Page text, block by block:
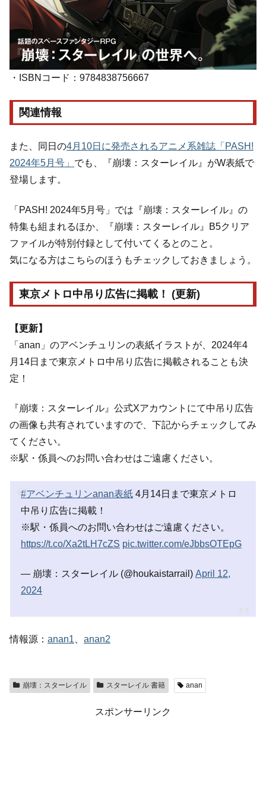
・ISBNコード：9784838756667
関連情報
また、同日の4月10日に発売されるアニメ系雑誌「PASH!
2024年5月号」 でも、『崩壊：スターレイル』がW表紙で
登場します。
「PASH! 2024年5月号」では『崩壊：スターレイル』の
特集も組まれるほか、『崩壊：スターレイル』B5クリア
ファイルが特別付録として付いてくるとのこと。
気になる方はこちらのほうもチェックしておきましょう。
東京メトロ中吊り広告に掲載！ (更新)
【更新】
「anan」のアベンチュリンの表紙イラストが、2024年4
月14日まで東京メトロ中吊り広告に掲載されることも決
定！
『崩壊：スターレイル』公式Xアカウントにて中吊り広告
の画像も共有されていますので、下記からチェックしてみ
てください。
※駅・係員へのお問い合わせはご遠慮ください。
#アベンチュリンanan表紙 4月14日まで東京メトロ
中吊り広告に掲載！
※駅・係員へのお問い合わせはご遠慮ください。
https://t.co/Xa2tLH7cZS pic.twitter.com/eJbbsOTEpG
— 崩壊：スターレイル (@houkaistarrail) April 12,
2024
情報源： anan1 anan2
崩壊：スターレイル スターレイル 書籍 anan
スポンサーリンク